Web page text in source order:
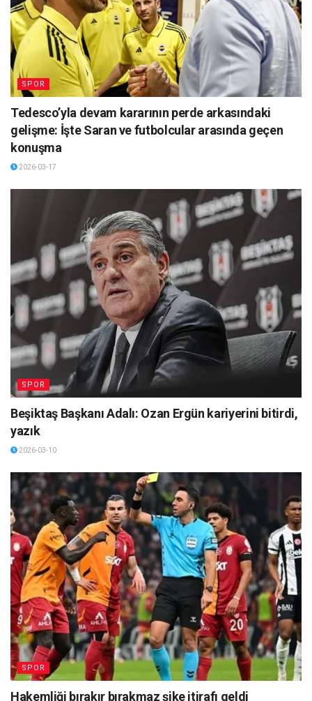
SPOR
Tedesco’yla devam kararının perde arkasındaki
gelişme: İşte Saran ve futbolcular arasında geçen
konuşma
2026-03-17
SPOR
Beşiktaş Başkanı Adalı: Ozan Ergün kariyerini bitirdi,
yazık
2026-03-10
SPOR
Hakemliği bırakır bırakmaz şike itirafı geldi